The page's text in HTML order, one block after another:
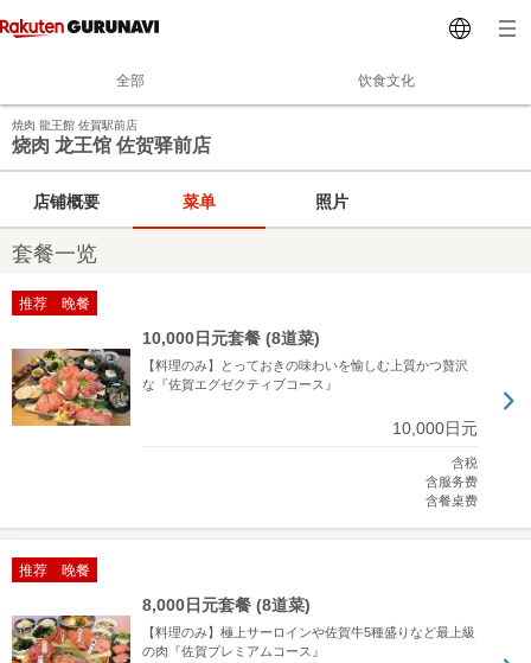
全部 饮食文化
焼肉 龍王館 佐賀駅前店
烧肉 龙王馆 佐贺驿前店
店铺概要 菜单 照片
套餐一览
推荐 晚餐
10,000日元套餐 (8道菜)
【料理のみ】とっておきの味わいを愉しむ上質かつ贅沢
な『佐賀エグゼクティブコース』
10,000日元
含税
含服务费
含餐桌费
推荐 晚餐
8,000日元套餐 (8道菜)
【料理のみ】極上サーロインや佐賀牛5種盛りなど最上級
の肉『佐賀プレミアムコース』